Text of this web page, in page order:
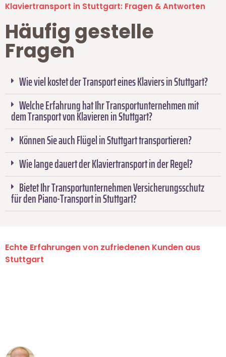
Klaviertransport in Stuttgart: Fragen & Antworten
Häufig gestelle
Fragen
Wie viel kostet der Transport eines Klaviers in Stuttgart?
Welche Erfahrung hat Ihr Transportunternehmen mit
dem Transport von Klavieren in Stuttgart?
Können Sie auch Flügel in Stuttgart transportieren?
Wie lange dauert der Klaviertransport in der Regel?
Bietet Ihr Transportunternehmen Versicherungsschutz
für den Piano-Transport in Stuttgart?
Echte Erfahrungen von zufriedenen Kunden aus
Stuttgart